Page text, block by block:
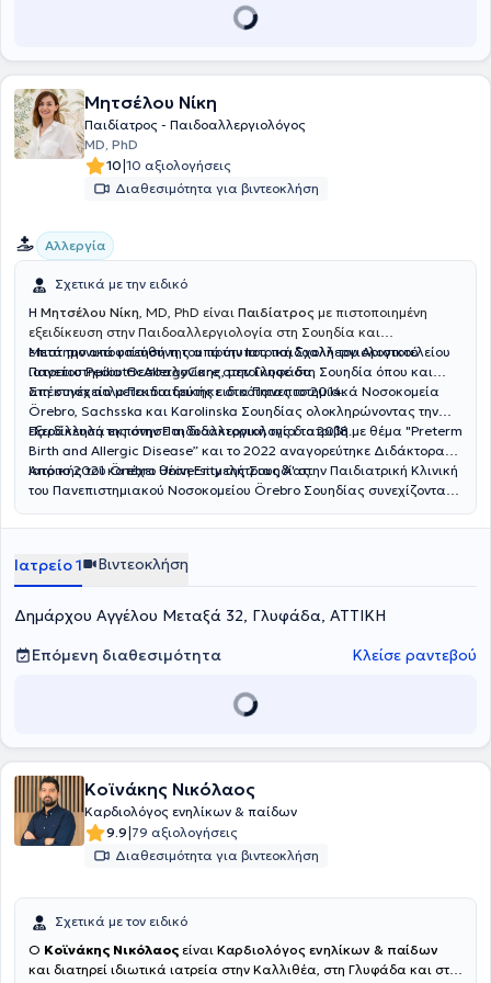
αναλαμβάνει πληθώρα περιστατικών συνδυάζοντας την
επιστημονική του γνώση με την εμπειρία του και τον
Μητσέλου Νίκη
Παιδίατρος - Παιδοαλλεργιολόγος
MD, PhD
10|10 αξιολογήσεις
Διαθεσιμότητα για βιντεοκλήση
Αλλεργία
Σχετικά με την ειδικό
Η Μητσέλου Νίκη, MD, PhD είναι Παιδίατρος με πιστοποιημένη
εξειδίκευση στην Παιδοαλλεργιολογία στη Σουηδία και
επιστημονικά υπεύθυνη του πρότυπου παιδοαλλεργιολογικού
ιατρείου PediatricAllergyCare στην Γλυφάδα.
Μετά την αποφοίτησή της από την Ιατρική Σχολή του Αριστοτελείου
Πανεπιστημίου Θεσσαλονίκης, μετοίκησε στη Σουηδία όπου και
απέκτησε τίτλο Παιδιατρικής ειδικότητας το 2014.
Στη συνέχεια μετεκπαιδεύτηκε στα Πανεπιστημιακά Νοσοκομεία
Örebro, Sachsska και Karolinska Σουηδίας ολοκληρώνοντας την
εξειδίκευσή της στην Παιδοαλλεργιολογία το 2018.
Παράλληλα εκπόνησε τη διδακτορική της διατριβή με θέμα "Preterm
Birth and Allergic Disease” και το 2022 αναγορεύτηκε Διδάκτορας
Ιατρικής του Örebro University της Σουηδίας.
Από το 2021 κατέχει θέση Επιμελήτριας Α' στην Παιδιατρική Κλινική
του Πανεπιστημιακού Νοσοκομείου Örebro Σουηδίας συνεχίζοντας
Ιατρείο 1 Βιντεοκλήση
Δημάρχου Αγγέλου Μεταξά 32, Γλυφάδα, ΑΤΤΙΚΗ
Επόμενη διαθεσιμότητα
Κλείσε ραντεβού
Κοϊνάκης Νικόλαος
Καρδιολόγος ενηλίκων & παίδων
9.9|79 αξιολογήσεις
Διαθεσιμότητα για βιντεοκλήση
Σχετικά με τον ειδικό
Ο Κοϊνάκης Νικόλαος είναι Καρδιολόγος ενηλίκων & παίδων
και διατηρεί ιδιωτικά ιατρεία στην Καλλιθέα, στη Γλυφάδα και στη